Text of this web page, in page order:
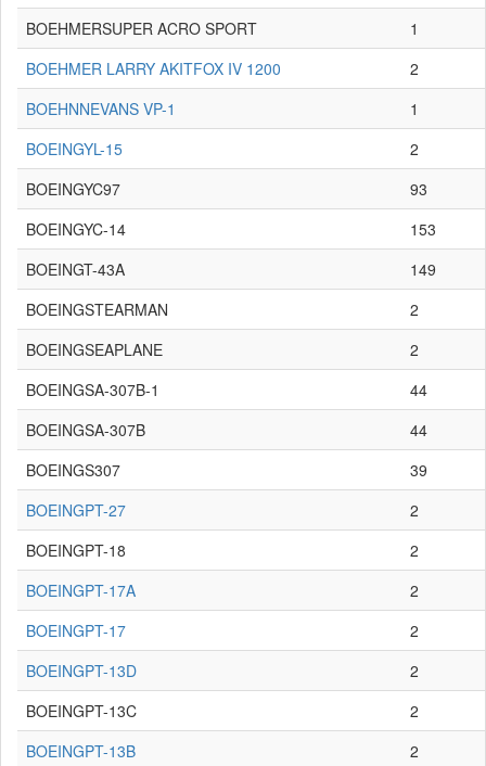
BOEHMERSUPER ACRO SPORT
1
BOEHMER LARRY AKITFOX IV 1200
2
BOEHNNEVANS VP-1
1
BOEINGYL-15
2
BOEINGYC97
93
BOEINGYC-14
153
BOEINGT-43A
149
BOEINGSTEARMAN
2
BOEINGSEAPLANE
2
BOEINGSA-307B-1
44
BOEINGSA-307B
44
BOEINGS307
39
BOEINGPT-27
2
BOEINGPT-18
2
BOEINGPT-17A
2
BOEINGPT-17
2
BOEINGPT-13D
2
BOEINGPT-13C
2
BOEINGPT-13B
2